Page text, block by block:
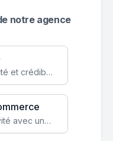
notre agence
Augmentez votre visibilité et crédibilité en ligne avec un site web performant, conçu pour attirer plus de clients.
Transformez votre activité avec une boutique en ligne, accessible à l'échelle mondiale 24/7.